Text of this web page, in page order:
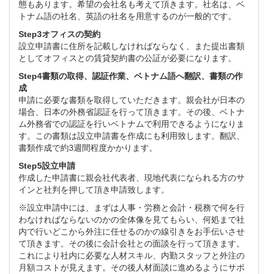
態もあります。希望の会社名も考えて頂きます。社名は、ベ
トナム語の社名、英語の社名を用意するのが一般的です。
Step3オフィスの契約
設立申請書に住所を記載しなければならなく、また提出書類
としてオフィスとの賃貸契約書の公証が必要になります。
Step4書類の取得、認証作業、ベトナム語へ翻訳、書類の作
成
申請に必要な書類を取得していただきます。親会社が日本の
場合、日本の外務省認証を行って頂きます。その後、ベトナ
ム外務省での認証を行いベトナムで利用できるようになりま
す。この書類は設立申請書を作成にも利用致します。翻訳、
書類作成で約3週間程度かかります。
Step5設立申請
作成した申請書に親会社代表者、現地代表になられる方のサ
インと社判を押して頂き申請致します。
※設立申請中には、まずは人事・労務と会計・税務で何を行
わなければならないのかの全体像を見てもらい、何処まで社
内で行いどこから外注に任せるのかの線引きをお手伝いさせ
て頂きます。その後に会計会社との面談を行って頂きます。
これにより社内に必要な人材スキル、内勤スタッフと外注の
月額コストが見えます。その後人材面談に進めるようにサポ